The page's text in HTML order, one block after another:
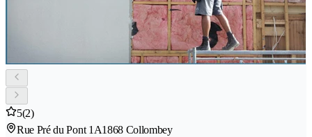
5(2)
Rue Pré du Pont 1A1868 Collombey